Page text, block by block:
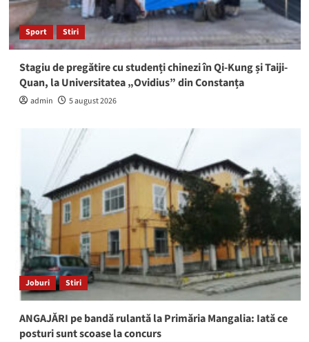
Sport Stiri
Stagiu de pregătire cu studenți chinezi în Qi-Kung și Taiji-
Quan, la Universitatea „Ovidius” din Constanța
admin 5 august 2026
Joburi Stiri
ANGAJĂRI pe bandă rulantă la Primăria Mangalia: Iată ce
posturi sunt scoase la concurs